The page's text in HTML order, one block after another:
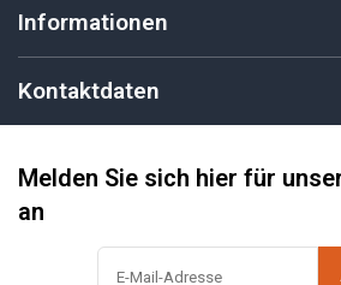
Informationen
Kontaktdaten
Melden Sie sich hier für
an